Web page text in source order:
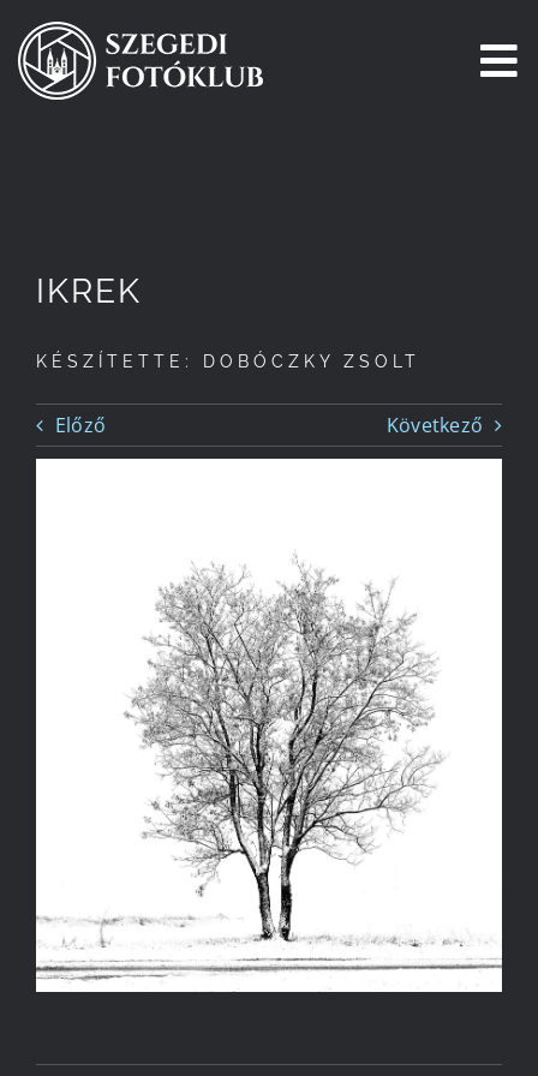
Kihagyás
Pályázatok
Tagjaink
Csatlakozz!
IKREK
KÉSZÍTETTE: DOBÓCZKY ZSOLT
Előző Következő